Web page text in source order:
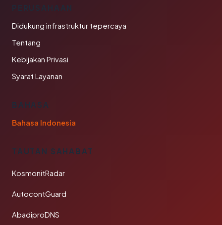
PERUSAHAAN
Didukung infrastruktur tepercaya
Tentang
Kebijakan Privasi
Syarat Layanan
BAHASA
Bahasa Indonesia
TAUTAN SAHABAT
KosmonitRadar
AutocontGuard
AbadiproDNS